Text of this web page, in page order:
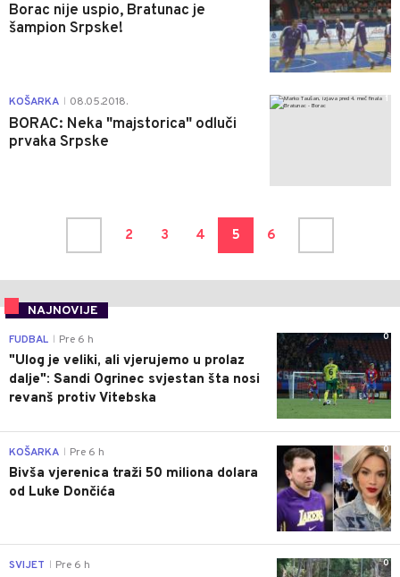
Borac nije uspio, Bratunac je
šampion Srpske!
KOŠARKA 08.05.2018.
BORAC: Neka "majstorica" odluči
prvaka Srpske
1
2 3 4 5 6
NAJNOVIJE
0
FUDBAL Pre 6 h
"Ulog je veliki, ali vjerujemo u prolaz
dalje": Sandi Ogrinec svjestan šta nosi
revanš protiv Vitebska
0
KOŠARKA Pre 6 h
Bivša vjerenica traži 50 miliona dolara
od Luke Dončića
0
SVIJET Pre 6 h